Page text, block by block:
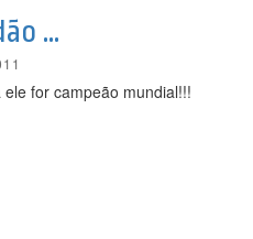
…
for campeão mundial!!!